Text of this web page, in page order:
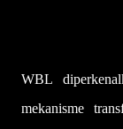
WBL
mekanisme